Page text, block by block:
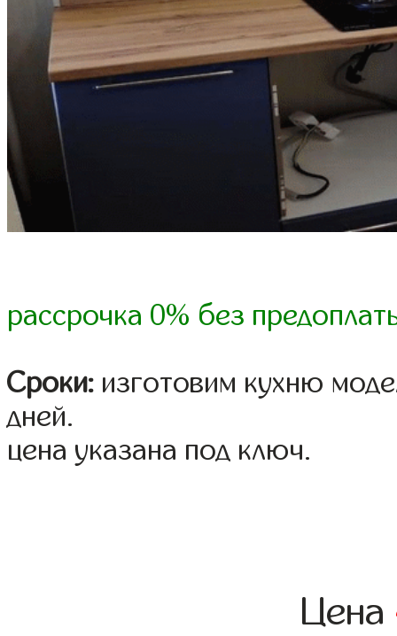
рассрочка 0% без
Сроки: изготовим кухню
дней.
цена указана под ключ.
Цена